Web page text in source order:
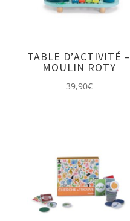
TABLE D’ACTIVITÉ –
MOULIN ROTY
39,90€